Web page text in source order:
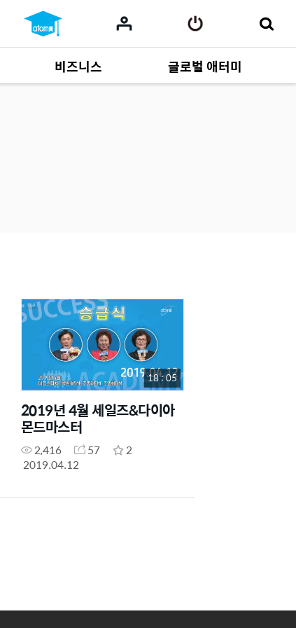
비즈니스
사업 자료165
글로벌 애터미
18 : 05
2019년 4월 세일즈&다이아
몬드마스터
2,416 57
2
2019.04.12